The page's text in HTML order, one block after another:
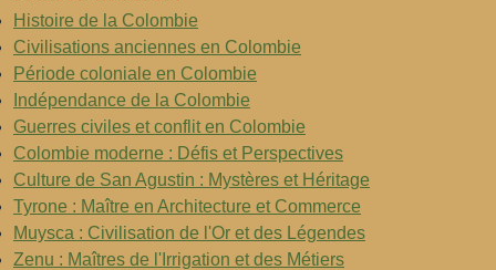
Histoire de la Colombie
Civilisations anciennes en Colombie
Période coloniale en Colombie
Indépendance de la Colombie
Guerres civiles et conflit en Colombie
Colombie moderne : Défis et Perspectives
Culture de San Agustin : Mystères et Héritage
Tyrone : Maître en Architecture et Commerce
Muysca : Civilisation de l'Or et des Légendes
Zenu : Maîtres de l'Irrigation et des Métiers